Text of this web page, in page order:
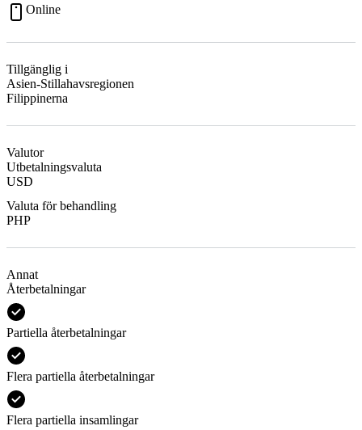
Online
Tillgänglig i
Asien-Stillahavsregionen
Filippinerna
Valutor
Utbetalningsvaluta
USD
Valuta för behandling
PHP
Annat
Återbetalningar
Partiella återbetalningar
Flera partiella återbetalningar
Flera partiella insamlingar